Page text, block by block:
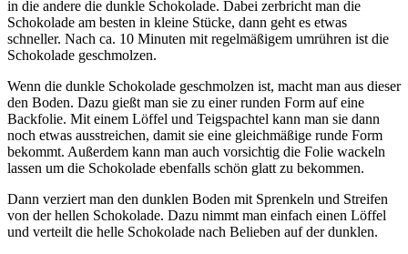
in die andere die dunkle Schokolade. Dabei zerbricht man die
Schokolade am besten in kleine Stücke, dann geht es etwas
schneller. Nach ca. 10 Minuten mit regelmäßigem umrühren ist die
Schokolade geschmolzen.
Wenn die dunkle Schokolade geschmolzen ist, macht man aus dieser
den Boden. Dazu gießt man sie zu einer runden Form auf eine
Backfolie. Mit einem Löffel und Teigspachtel kann man sie dann
noch etwas ausstreichen, damit sie eine gleichmäßige runde Form
bekommt. Außerdem kann man auch vorsichtig die Folie wackeln
lassen um die Schokolade ebenfalls schön glatt zu bekommen.
Dann verziert man den dunklen Boden mit Sprenkeln und Streifen
von der hellen Schokolade. Dazu nimmt man einfach einen Löffel
und verteilt die helle Schokolade nach Belieben auf der dunklen.